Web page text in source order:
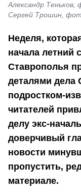
Александр Теньков,
Сергей Трошин,
Неделя,
начала летний
Ставрополья
деталями дела
подростком-
читателей
делу экс-
доверчивый
новости
пропустить,
материале.